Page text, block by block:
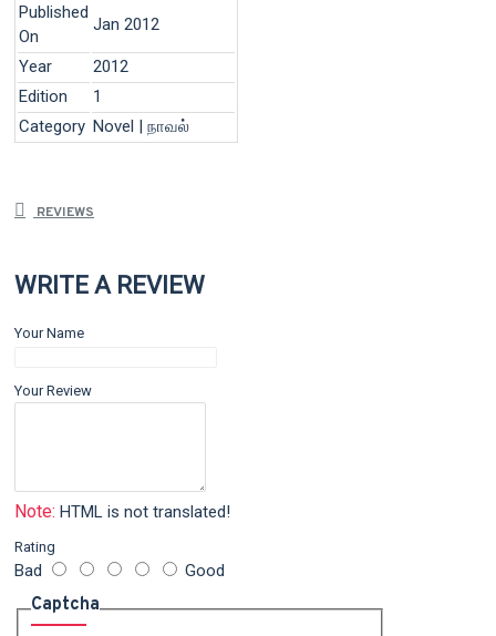
Published
On
Jan 2012
Year
2012
Edition
1
Category Novel | நாவல்
REVIEWS
WRITE A REVIEW
Your Name
Your Review
Note: HTML is not translated!
Rating
Bad Good
Captcha